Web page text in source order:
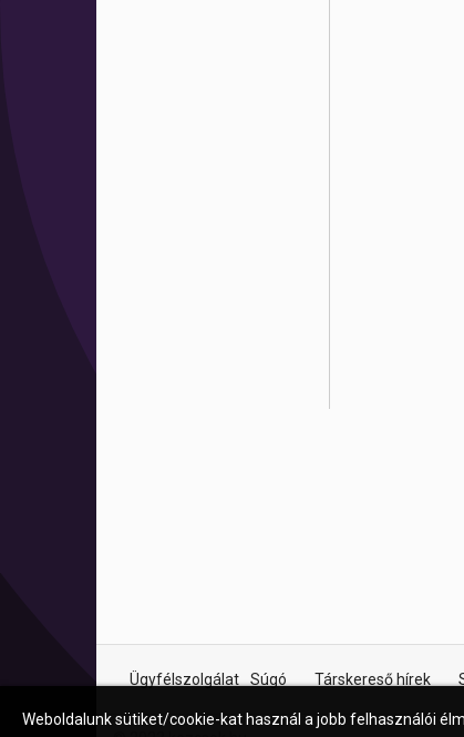
Ügyfélszolgálat Súgó Társkereső hírek
Weboldalunk sütiket/cookie-kat használ a jobb felhasználói